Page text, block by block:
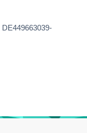
DE449663039-